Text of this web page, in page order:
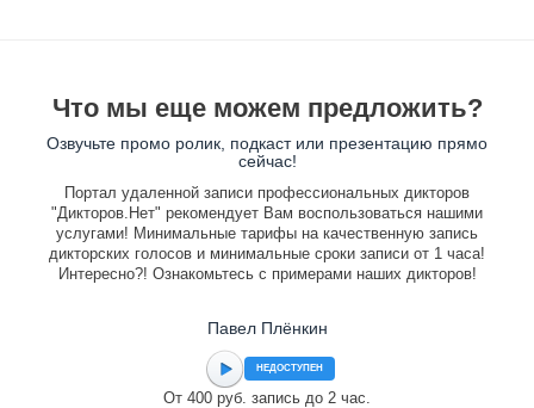
Что мы еще можем предложить?
Озвучьте промо ролик, подкаст или презентацию прямо
сейчас!
Портал удаленной записи профессиональных дикторов
"Дикторов.Нет" рекомендует Вам воспользоваться нашими
услугами! Минимальные тарифы на качественную запись
дикторских голосов и минимальные сроки записи от 1 часа!
Интересно?! Ознакомьтесь с примерами наших дикторов!
Павел Плёнкин
НЕДОСТУПЕН
От 400 руб. запись до 2 час.